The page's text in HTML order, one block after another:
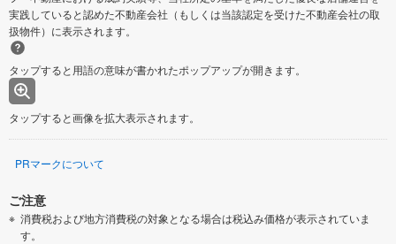
実践していると認めた不動産会社（もしくは当該認定を受けた不動産会社の取
扱物件）に表示されます。
タップすると用語の意味が書かれたポップアップが開きます。
タップすると画像を拡大表示されます。
PRマークについて
ご注意
消費税および地方消費税の対象となる場合は税込み価格が表示されていま
す。